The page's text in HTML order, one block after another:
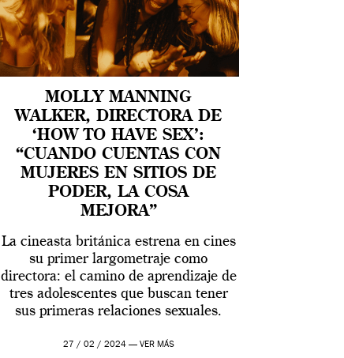
MOLLY MANNING
WALKER, DIRECTORA DE
‘HOW TO HAVE SEX’:
“CUANDO CUENTAS CON
MUJERES EN SITIOS DE
PODER, LA COSA
MEJORA”
La cineasta británica estrena en cines
su primer largometraje como
directora: el camino de aprendizaje de
tres adolescentes que buscan tener
sus primeras relaciones sexuales.
27 / 02 / 2024 — VER MÁS